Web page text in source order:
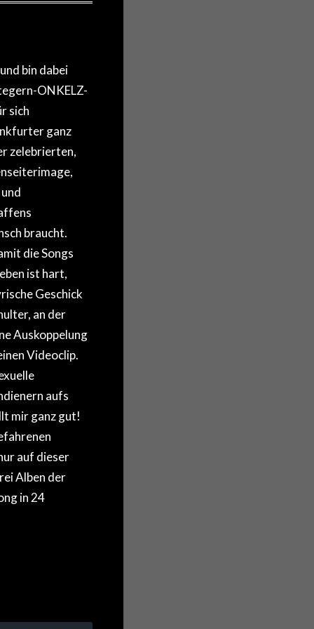
bin dabei
ONKELZ-
sich
ganz
zelebrierten,
braucht.
die Songs
ist hart,
Geschick
an der
Auskoppelung
Videoclip.
aufs
mir ganz gut!
auf dieser
Alben der
in 24